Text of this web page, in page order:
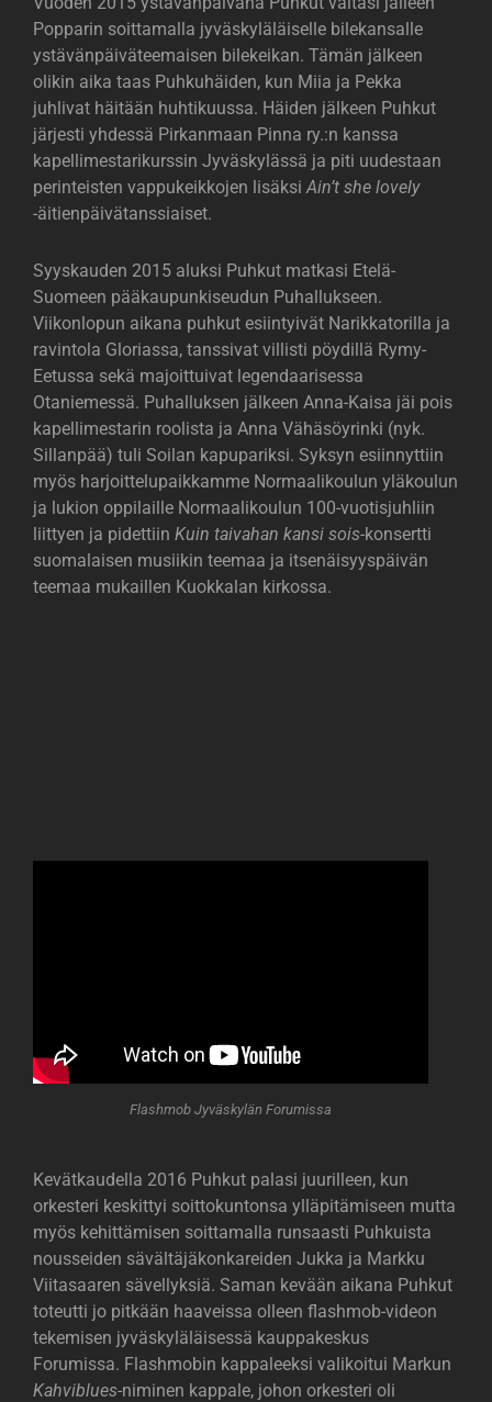
Popparin soittamalla jyväskyläläiselle bilekansalle
ystävänpäiväteemaisen bilekeikan. Tämän jälkeen
olikin aika taas Puhkuhäiden, kun Miia ja Pekka
juhlivat häitään huhtikuussa. Häiden jälkeen Puhkut
järjesti yhdessä Pirkanmaan Pinna ry.:n kanssa
kapellimestarikurssin Jyväskylässä ja piti uudestaan
perinteisten vappukeikkojen lisäksiAin’t she lovely
-äitienpäivätanssiaiset.
Syyskauden 2015 aluksi Puhkut matkasi Etelä-
Suomeen pääkaupunkiseudun Puhallukseen.
Viikonlopun aikana puhkut esiintyivät Narikkatorilla ja
ravintola Gloriassa, tanssivat villisti pöydillä Rymy-
Eetussa sekä majoittuivat legendaarisessa
Otaniemessä. Puhalluksen jälkeen Anna-Kaisa jäi pois
kapellimestarin roolista ja Anna Vähäsöyrinki (nyk.
Sillanpää) tuli Soilan kapupariksi. Syksyn esiinnyttiin
myös harjoittelupaikkamme Normaalikoulun yläkoulun
ja lukion oppilaille Normaalikoulun 100-vuotisjuhliin
liittyen ja pidettiin Kuin taivahan kansi sois-konsertti
suomalaisen musiikin teemaa ja itsenäisyyspäivän
teemaa mukaillen Kuokkalan kirkossa.
Flashmob Jyväskylän Forumissa
Kevätkaudella 2016 Puhkut palasi juurilleen, kun
orkesteri keskittyi soittokuntonsa ylläpitämiseen mutta
myös kehittämisen soittamalla runsaasti Puhkuista
nousseiden sävältäjäkonkareiden Jukka ja Markku
Viitasaaren sävellyksiä. Saman kevään aikana Puhkut
toteutti jo pitkään haaveissa olleen flashmob-videon
tekemisen jyväskyläläisessä kauppakeskus
Forumissa. Flashmobin kappaleeksi valikoitui Markun
Kahviblues-niminen kappale, johon orkesteri oli